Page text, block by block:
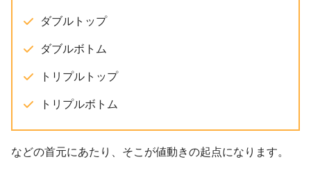
ダブルトップ
ダブルボトム
トリプルトップ
トリプルボトム
などの首元にあたり、そこが値動きの起点になります。